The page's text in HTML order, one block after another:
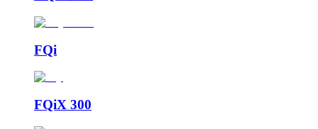
FQi
FQiX 300